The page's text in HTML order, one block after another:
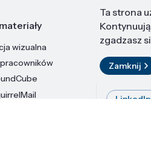
wizualna
Kontakt
Instytut
ul.
01-142
LinkedIn
Ta strona
zgadzasz
Zamknij